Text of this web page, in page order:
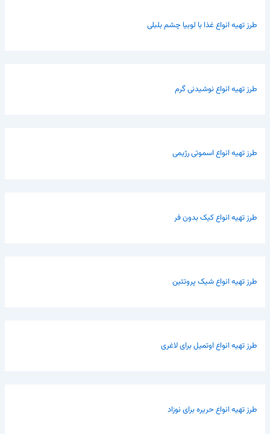
طرز تهیه انواع غذا با لوبیا چشم بلبلی
طرز تهیه انواع نوشیدنی گرم
طرز تهیه انواع اسموتی رژیمی
طرز تهیه انواع کیک بدون فر
طرز تهیه انواع شیک پروتئین
طرز تهیه انواع اوتمیل برای لاغری
طرز تهیه انواع حریره برای نوزاد